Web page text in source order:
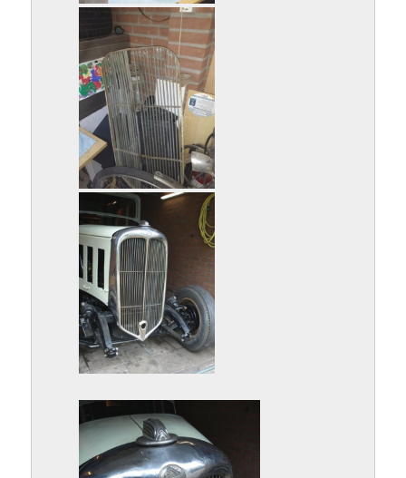
IMG_20180123_214857918.jpg
IMG_20180123_214903235.jpg